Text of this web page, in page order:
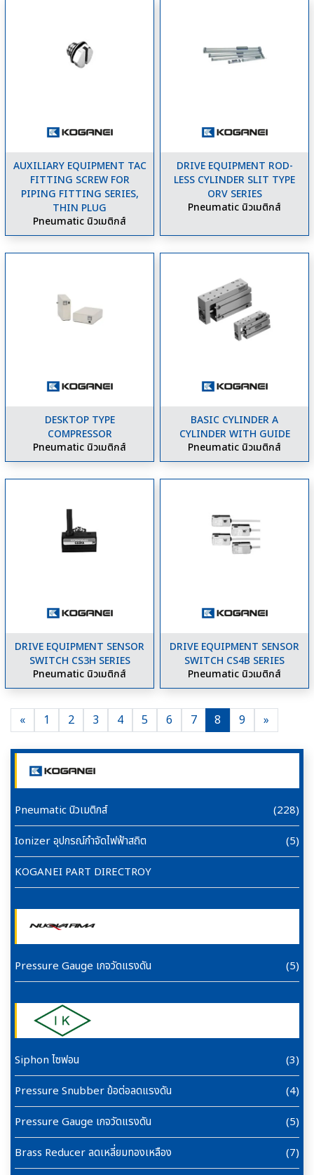
Pneumatic นิวเมติกส์
(228)
Ionizer อุปกรณ์กำจัดไฟฟ้าสถิต
(5)
KOGANEI PART DIRECTROY
Pressure Gauge เกจวัดแรงดัน (5)
Siphon ไซฟอน
(3)
Pressure Snubber ข้อต่อลดแรงดัน
(4)
Pressure Gauge เกจวัดแรงดัน
(5)
Brass Reducer ลดเหลี่ยมทองเหลือง
(7)
AUXILIARY EQUIPMENT TAC
FITTING SCREW FOR
PIPING FITTING SERIES,
THIN PLUG
Pneumatic นิวเมติกส์
DRIVE EQUIPMENT ROD-
LESS CYLINDER SLIT TYPE
ORV SERIES
Pneumatic นิวเมติกส์
DESKTOP TYPE
COMPRESSOR
Pneumatic นิวเมติกส์
BASIC CYLINDER A
CYLINDER WITH GUIDE
Pneumatic นิวเมติกส์
DRIVE EQUIPMENT SENSOR
SWITCH CS3H SERIES
Pneumatic นิวเมติกส์
DRIVE EQUIPMENT SENSOR
SWITCH CS4B SERIES
Pneumatic นิวเมติกส์
«Previous
1 2 3 4 5 6 7 8 9 »